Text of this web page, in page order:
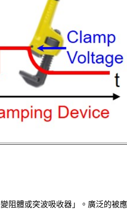
阻體或突波吸收器」。廣泛的被